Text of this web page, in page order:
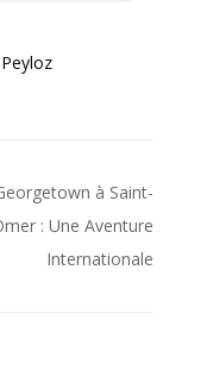
à Saint-
: Une Aventure
Internationale